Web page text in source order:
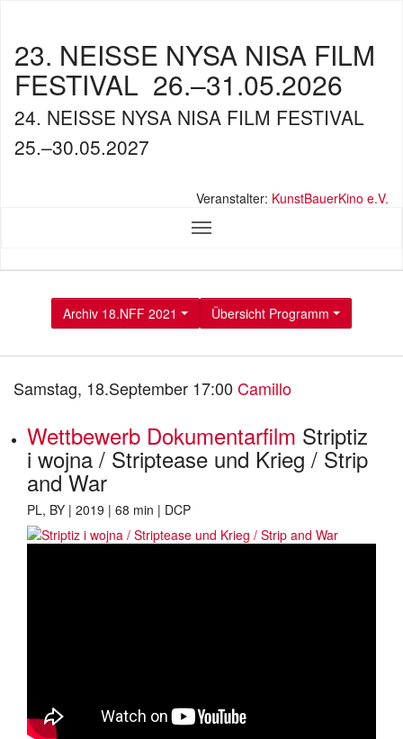
23. NEISSE NYSA NISA FILM
FESTIVAL 26.–31.05.2026
24. NEISSE NYSA NISA FILM FESTIVAL
25.–30.05.2027
Veranstalter: KunstBauerKino e.V.
Archiv 18.NFF 2021 Übersicht Programm
Samstag, 18.September 17:00 Camillo
Wettbewerb Dokumentarfilm Striptiz
i wojna / Striptease und Krieg / Strip
and War
PL, BY | 2019 | 68 min | DCP